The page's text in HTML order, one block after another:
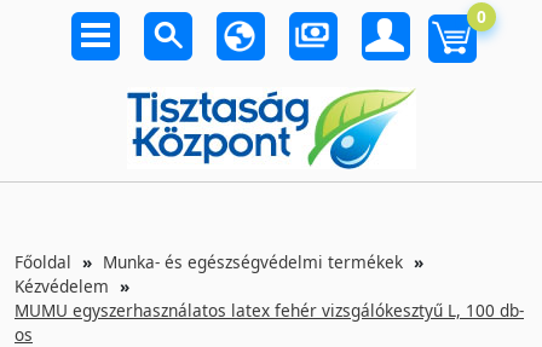
0
Főoldal
Munka- és egészségvédelmi termékek
Kézvédelem
MUMU egyszerhasználatos latex fehér vizsgálókesztyű L, 100 db-
os